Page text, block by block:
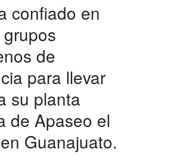
confiado en
de
para llevar
su planta
de Apaseo el
Guanajuato.